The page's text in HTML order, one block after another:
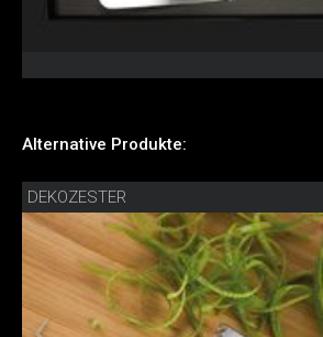
Alternative Produkte:
DEKOZESTER